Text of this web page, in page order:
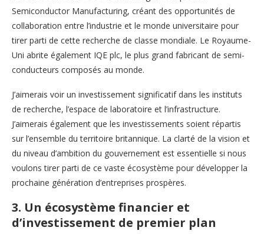
Semiconductor Manufacturing, créant des opportunités de
collaboration entre l’industrie et le monde universitaire pour
tirer parti de cette recherche de classe mondiale. Le Royaume-
Uni abrite également IQE plc, le plus grand fabricant de semi-
conducteurs composés au monde.
J’aimerais voir un investissement significatif dans les instituts
de recherche, l’espace de laboratoire et l’infrastructure.
J’aimerais également que les investissements soient répartis
sur l’ensemble du territoire britannique. La clarté de la vision et
du niveau d’ambition du gouvernement est essentielle si nous
voulons tirer parti de ce vaste écosystème pour développer la
prochaine génération d’entreprises prospères.
3. Un écosystème financier et
d’investissement de premier plan